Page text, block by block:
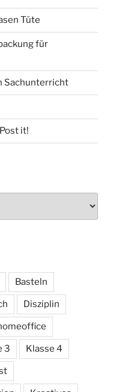
Tüte
für
Sachunterricht
it!
Basteln
Disziplin
3 Klasse 4